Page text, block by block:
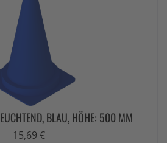
BLAU, HÖHE: 500 MM
15,69 €